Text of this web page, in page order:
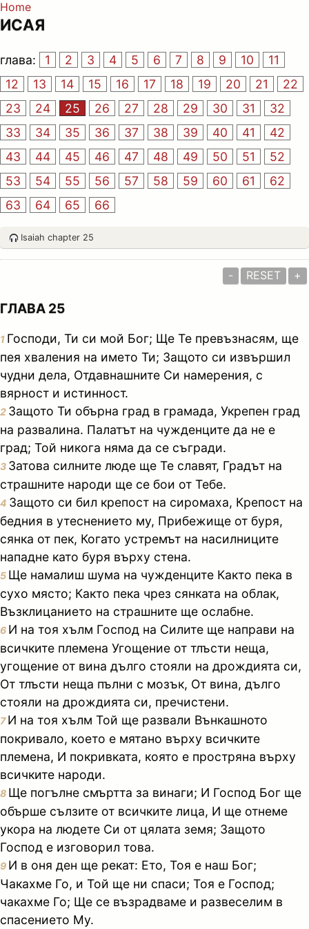
Home
ИСАЯ
глава: 1 2 3 4 5 6 7 8 9 10
11
12
13 14 15 16 17 18 19 20 21
22
23
24 25 26 27 28 29 30 31
32
33
34 35 36 37 38 39 40 41
42
43
44 45 46 47 48 49 50 51
52
53
54 55 56 57 58 59 60 61
62
63
64 65 66
Isaiah chapter 25
- RESET +
ГЛАВА 25
1 Господи, Ти си мой Бог; Ще Те превъзнасям, ще
пея хваления на името Ти; Защото си извършил
чудни дела, Отдавнашните Си намерения, с
вярност и истинност.
2 Защото Ти обърна град в грамада, Укрепен град
на развалина. Палатът на чужденците да не е
град; Той никога няма да се съгради.
3 Затова силните люде ще Те славят, Градът на
страшните народи ще се бои от Тебе.
4 Защото си бил крепост на сиромаха, Крепост на
бедния в утеснението му, Прибежище от буря,
сянка от пек, Когато устремът на насилниците
нападне като буря върху стена.
5 Ще намалиш шума на чужденците Както пека в
сухо място; Както пека чрез сянката на облак,
Възклицанието на страшните ще ослабне.
6 И на тоя хълм Господ на Силите ще направи на
всичките племена Угощение от тлъсти неща,
угощение от вина дълго стояли на дрождията си,
От тлъсти неща пълни с мозък, От вина, дълго
стояли на дрождията си, пречистени.
7И на тоя хълм Той ще развали Вънкашното
покривало, което е мятано върху всичките
племена, И покривката, която е простряна върху
всичките народи.
8 Ще погълне смъртта за винаги; И Господ Бог ще
обърше сълзите от всичките лица, И ще отнеме
укора на людете Си от цялата земя; Защото
Господ е изговорил това.
9 И в оня ден ще рекат: Ето, Тоя е наш Бог;
Чакахме Го, и Той ще ни спаси; Тоя е Господ;
чакахме Го; Ще се възрадваме и развеселим в
спасението Му.